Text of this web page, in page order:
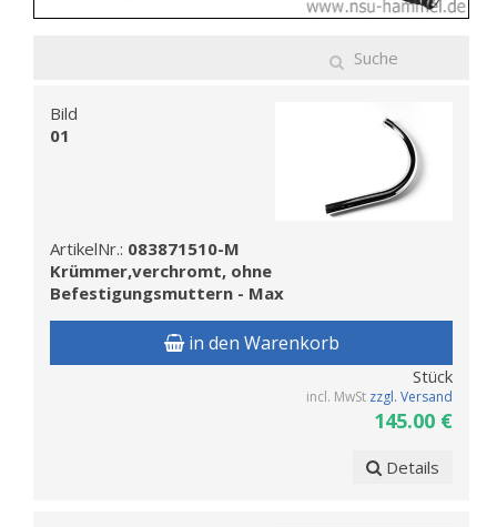
Bild
01
ArtikelNr.: 083871510-M
Krümmer,verchromt, ohne
Befestigungsmuttern - Max
in den Warenkorb
Stück
incl. MwSt zzgl. Versand
145.00 €
Details